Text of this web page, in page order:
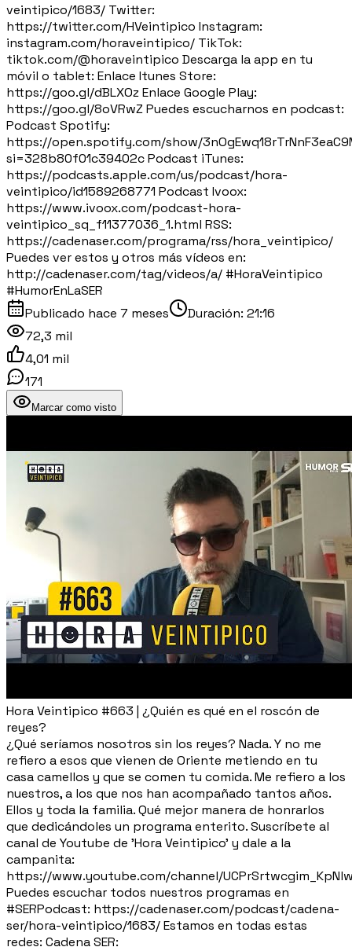
veintipico/1683/ Twitter:
https://twitter.com/HVeintipico Instagram:
instagram.com/horaveintipico/ TikTok:
tiktok.com/@horaveintipico Descarga la app en tu
móvil o tablet: Enlace Itunes Store:
https://goo.gl/dBLXOz Enlace Google Play:
https://goo.gl/8oVRwZ Puedes escucharnos en podcast:
Podcast Spotify:
https://open.spotify.com/show/
si=328b80f01c39402c Podcast iTunes:
https://podcasts.apple.com/us/podcast/hora-
veintipico/id1589268771 Podcast Ivoox:
https://www.ivoox.com/podcast-hora-
veintipico_sq_f11377036_1.html RSS:
https://cadenaser.com/programa/rss/hora_veintipico/
Puedes ver estos y otros más vídeos en:
http://cadenaser.com/tag/videos/a/ #HoraVeintipico
#HumorEnLaSER
Publicado hace 7 meses Duración: 21:16
72,3 mil
4,01 mil
171
Marcar como visto
Hora Veintipico #663 | ¿Quién es qué en el roscón de
reyes?
¿Qué seríamos nosotros sin los reyes? Nada. Y no me
refiero a esos que vienen de Oriente metiendo en tu
casa camellos y que se comen tu comida. Me refiero a los
nuestros, a los que nos han acompañado tantos años.
Ellos y toda la familia. Qué mejor manera de honrarlos
que dedicándoles un programa enterito. Suscríbete al
canal de Youtube de 'Hora Veintipico' y dale a la
campanita:
https://www.youtube.com/channel/
Puedes escuchar todos nuestros programas en
#SERPodcast: https://cadenaser.com/podcast/cadena-
ser/hora-veintipico/1683/ Estamos en todas estas
redes: Cadena SER: